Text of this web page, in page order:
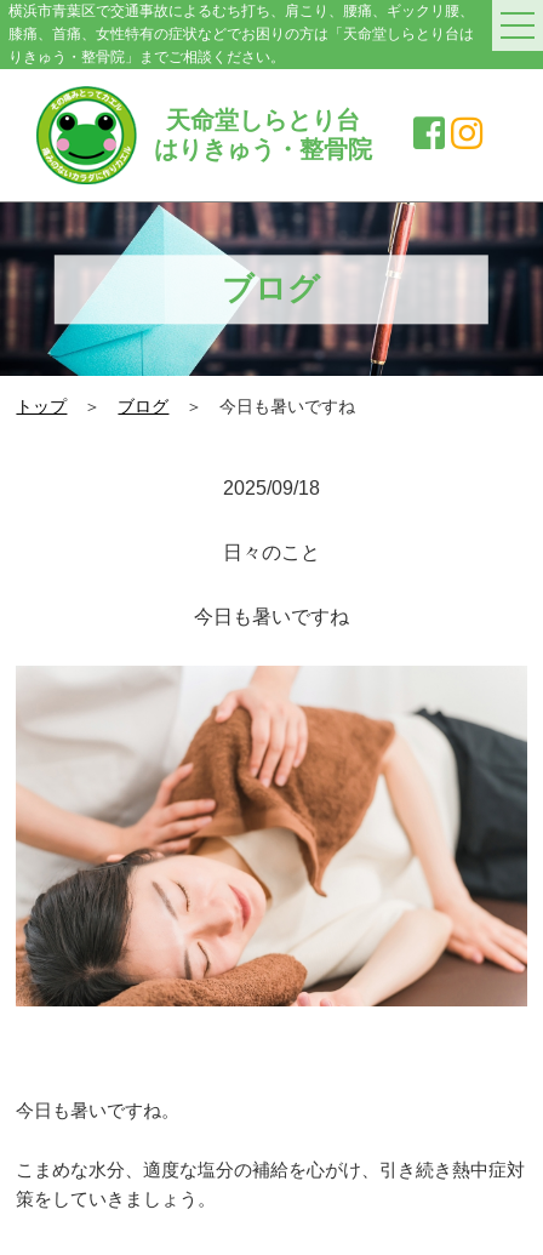
横浜市青葉区で交通事故によるむち打ち、肩こり、腰痛、ギックリ腰、
膝痛、首痛、女性特有の症状などでお困りの方は「天命堂しらとり台は
りきゅう・整骨院」までご相談ください。
天命堂しらとり台
はりきゅう・整骨院
HOME
料金案内
院紹介・アクセス
症状別施術メニュー
交通事故|むち打ち
肩こり
女性特有の症状
四十肩・五十肩
寝違え
骨盤矯正
鍼灸・美容鍼灸
猫背矯正・姿勢改善
自律神経失調症
お客様の声
求人
お問い合わせ
ブログ
トップ＞ ブログ ＞ 今日も暑いですね
2025/09/18
日々のこと
今日も暑いですね
今日も暑いですね。
こまめな水分、適度な塩分の補給を心がけ、引き続き熱中症対
策をしていきましょう。